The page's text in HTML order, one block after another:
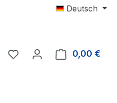
Deutsch
0,00 €